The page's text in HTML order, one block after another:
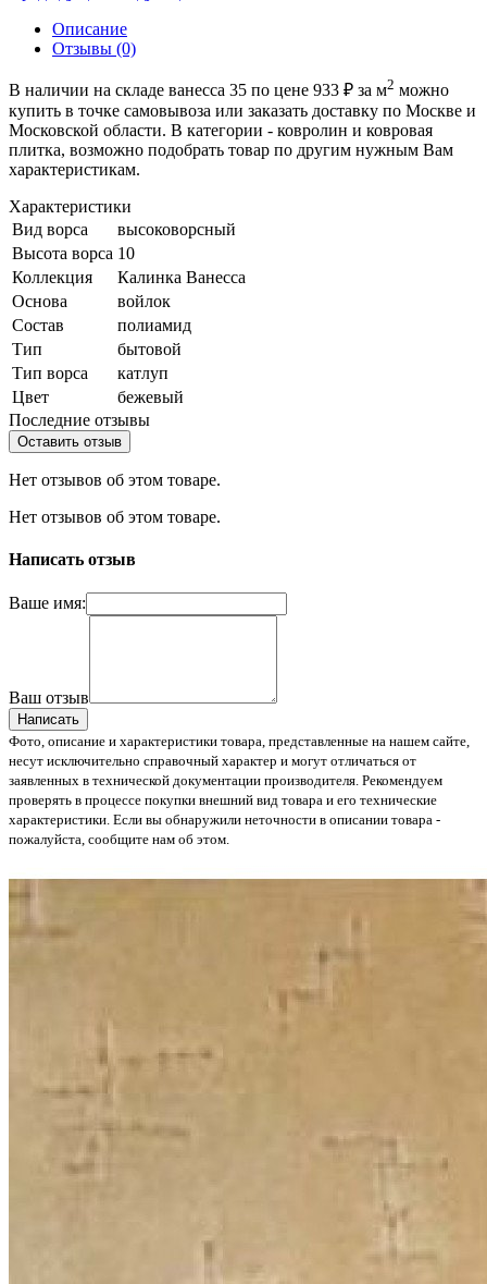
Описание
Отзывы (0)
В наличии на складе ванесса 35 по цене 933 ₽ за м2 можно
купить в точке самовывоза или заказать доставку по Москве и
Московской области. В категории - ковролин и ковровая
плитка, возможно подобрать товар по другим нужным Вам
характеристикам.
Характеристики
Вид ворса
высоковорсный
Высота ворса 10
Коллекция
Калинка Ванесса
Основа
войлок
Состав
полиамид
Тип
бытовой
Тип ворса
катлуп
Цвет
бежевый
Последние отзывы
Оставить отзыв
Нет отзывов об этом товаре.
Нет отзывов об этом товаре.
Написать отзыв
Ваше имя:
Ваш отзыв
Написать
Фото, описание и характеристики товара, представленные на нашем сайте,
несут исключительно справочный характер и могут отличаться от
заявленных в технической документации производителя. Рекомендуем
проверять в процессе покупки внешний вид товара и его технические
характеристики. Если вы обнаружили неточности в описании товара -
пожалуйста, сообщите нам об этом.